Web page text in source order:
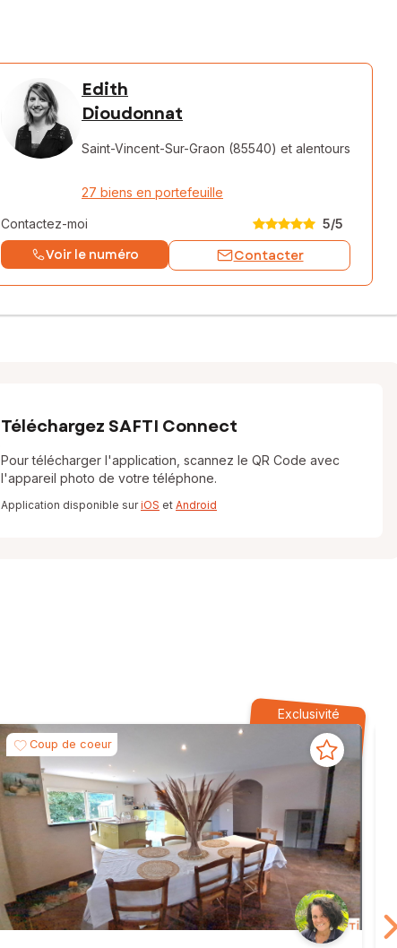
Edith
Dioudonnat
Saint-Vincent-Sur-Graon (85540) et alentours
27 biens en portefeuille
Contactez-moi 5/5
Voir le numéro Contacter
Téléchargez SAFTI Connect
Pour télécharger l'application, scannez le QR Code avec
l'appareil photo de votre téléphone.
Application disponible suriOS et Android
Exclusivité
Coup de coeur